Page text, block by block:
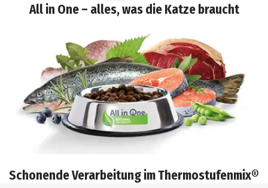
All in One – alles, was die Katze braucht
Schonende Verarbeitung im Thermostufenmix®